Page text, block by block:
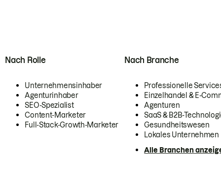
Nach Rolle
Unternehmensinhaber
Agenturinhaber
SEO-Spezialist
Content-Marketer
Full-Stack-Growth-Marketer
Nach Branche
Professionelle
Einzelhandel & E-
Agenturen
SaaS & B2B-
Gesundheitswesen
Lokales Unternehmen
Alle Branchen